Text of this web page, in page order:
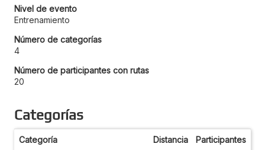
Nivel de evento
Entrenamiento
Número de categorías
4
Número de participantes con rutas
20
Categorías
Categoría Distancia Participantes